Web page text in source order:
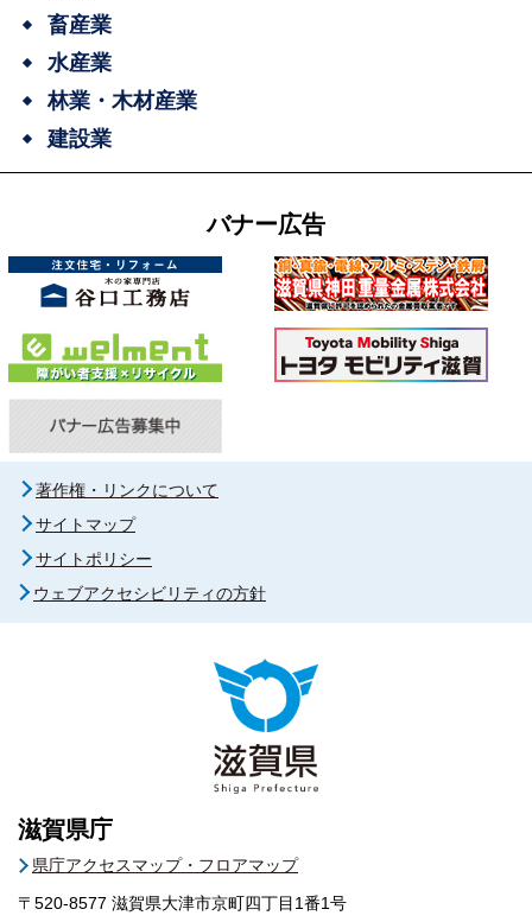
畜産業
水産業
林業・木材産業
建設業
バナー広告
著作権・リンクについて
サイトマップ
サイトポリシー
ウェブアクセシビリティの方針
滋賀県庁
県庁アクセスマップ・フロアマップ
〒520-8577 滋賀県大津市京町四丁目1番1号